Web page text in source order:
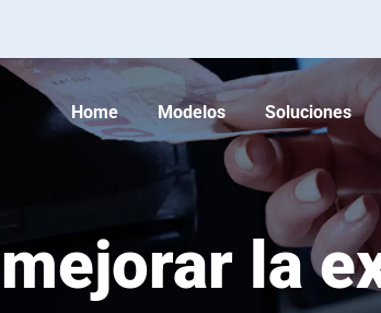
Home Modelos Soluciones
la